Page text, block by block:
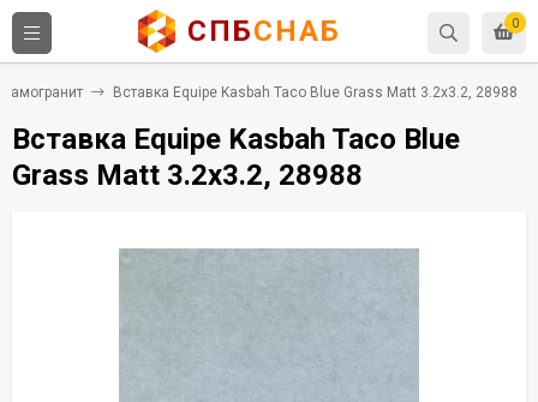
0
СПБСНАБ
Вставка Equipe Kasbah Taco Blue Grass Matt 3.2x3.2, 28988
Вставка Equipe Kasbah Taco Blue
Grass Matt 3.2x3.2, 28988